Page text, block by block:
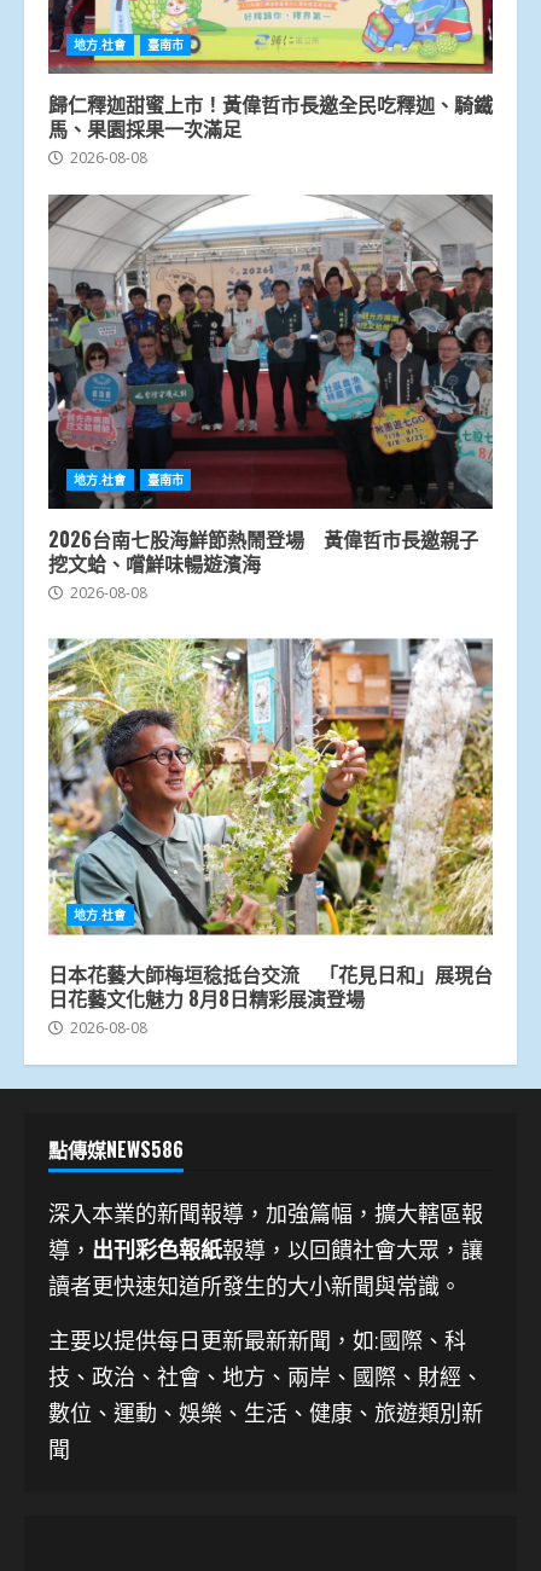
地方.社會 臺南市
歸仁釋迦甜蜜上市！黃偉哲市長邀全民吃釋迦、騎鐵
馬、果園採果一次滿足
2026-08-08
地方.社會 臺南市
2026台南七股海鮮節熱鬧登場 黃偉哲市長邀親子
挖文蛤、嚐鮮味暢遊濱海
2026-08-08
地方.社會
日本花藝大師梅垣稔抵台交流 「花見日和」展現台
日花藝文化魅力 8月8日精彩展演登場
2026-08-08
點傳媒NEWS586
深入本業的新聞報導，加強篇幅，擴大轄區報
導， 出刊彩色報紙報導，以回饋社會大眾，讓
讀者更快速知道所發生的大小新聞與常識。
主要以提供每日更新最新新聞 ，如:國際、科
技、 政治、社會、地方、兩岸、國際、財經、
數位、運動、娛樂、生活、健康、旅遊類別新
聞